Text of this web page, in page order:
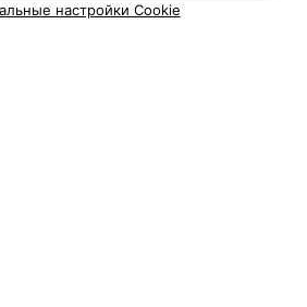
соглашение
Способы оплаты
настройки Cookie